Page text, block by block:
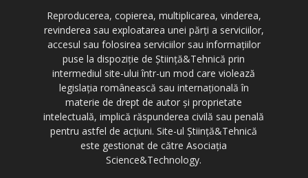
Reproducerea, copierea, multiplicarea, vinderea,
revinderea sau exploatarea unei părți a serviciilor,
accesul sau folosirea serviciilor sau informațiilor
puse la dispoziție de Știință&Tehnică prin
intermediul site-ului într-un mod care violează
legislația românească sau internațională în
materie de drept de autor și proprietate
intelectuală, implică răspunderea civilă sau penală
pentru astfel de acțiuni. Site-ul Știință&Tehnică
este gestionat de către Asociația
Science&Technology.